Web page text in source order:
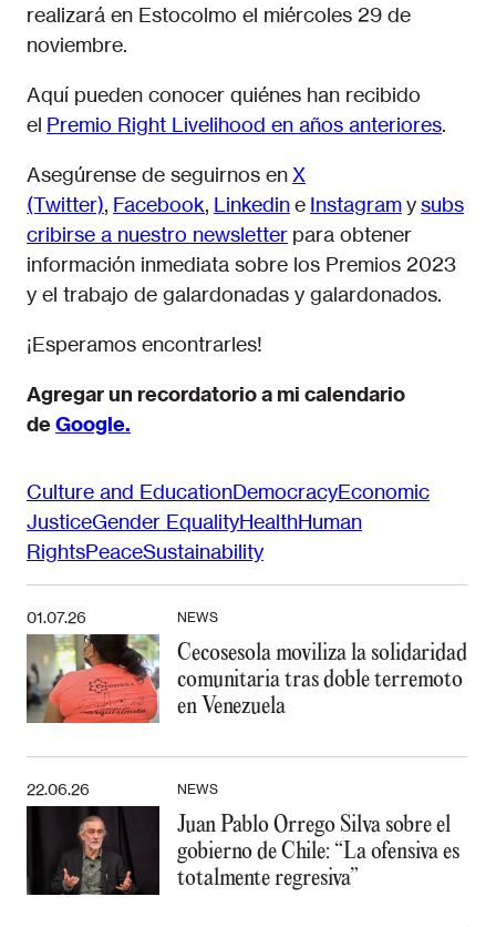
realizará en Estocolmo el miércoles 29 de
noviembre.
Aquí pueden conocer quiénes han recibido
el Premio Right Livelihood en años anteriores.
Asegúrense de seguirnos en X
(Twitter), Facebook, Linkedine Instagramysubs
cribirse a nuestro newsletter para obtener
información inmediata sobre los Premios 2023
y el trabajo de galardonadas y galardonados.
¡Esperamos encontrarles!
Agregar un recordatorio a mi calendario
deGoogle.
Culture and EducationDemocracyEconomic
JusticeGender EqualityHealthHuman
RightsPeaceSustainability
01.07.26 NEWS
Cecosesola moviliza la solidaridad
comunitaria tras doble terremoto
en Venezuela
22.06.26 NEWS
Juan Pablo Orrego Silva sobre el
gobierno de Chile: “La ofensiva es
totalmente regresiva”